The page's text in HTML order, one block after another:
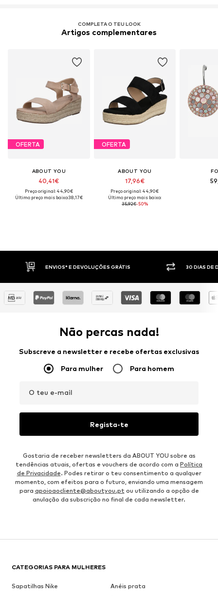
COMPLETA O TEU LOOK
Artigos complementares
OFERTA
ABOUT YOU
40,41€
Preço original: 44,90€
Último preço mais baixo:38,17€
OFERTA
ABOUT YOU
17,96€
Preço original: 44,90€
Último preço mais baixo:
35,92€-50%
30 DIAS DE DIREITO DE DEVOLUÇÃO
Não percas nada!
Subscreve a newsletter e recebe ofertas exclusivas
Para mulher Para homem
O teu e-mail
Regista-te
Gostaria de receber newsletters da ABOUT YOU sobre as
tendências atuais, ofertas e vouchers de acordo com a Política
de Privacidade. Podes retirar o teu consentimento a qualquer
momento, com efeitos para o futuro, enviando uma mensagem
para apoioaocliente@aboutyou.ptou utilizando a opção de
anulação da subscrição no final de cada newsletter.
CATEGORIAS PARA MULHERES
Sapatilhas Nike
Anéis prata